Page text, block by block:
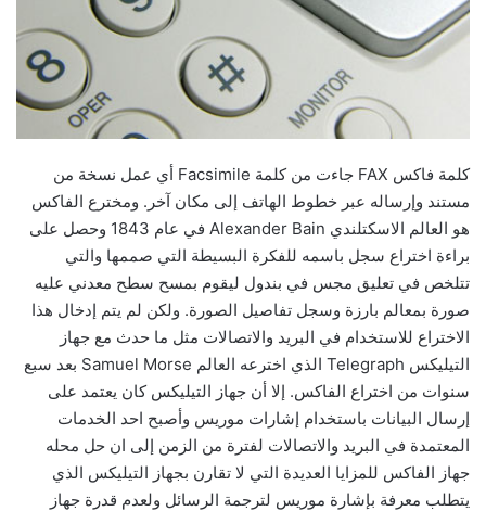
كلمة فاكس FAX جاءت من كلمة Facsimile أي عمل نسخة من
مستند وإرساله عبر خطوط الهاتف إلى مكان آخر. ومخترع الفاكس
هو العالم الاسكتلندي Alexander Bain في عام 1843 وحصل على
براءة اختراع سجل باسمه للفكرة البسيطة التي صممها والتي
تتلخص في تعليق مجس في بندول ليقوم بمسح سطح معدني عليه
صورة بمعالم بارزة وسجل تفاصيل الصورة. ولكن لم يتم إدخال هذا
الاختراع للاستخدام في البريد والاتصالات مثل ما حدث مع جهاز
التيليكس Telegraph الذي اخترعه العالم Samuel Morse بعد سبع
سنوات من اختراع الفاكس. إلا أن جهاز التيليكس كان يعتمد على
إرسال البيانات باستخدام إشارات موريس وأصبح احد الخدمات
المعتمدة في البريد والاتصالات لفترة من الزمن إلى ان حل محله
جهاز الفاكس للمزايا العديدة التي لا تقارن بجهاز التيليكس الذي
يتطلب معرفة بإشارة موريس لترجمة الرسائل ولعدم قدرة جهاز